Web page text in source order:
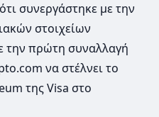
συνεργάστηκε με την
στοιχείων
την πρώτη συναλλαγή
να στέλνει το
της Visa στο